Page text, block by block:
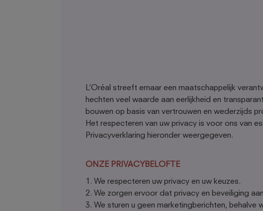
L’Oréal streeft ernaar een maatschappelijk
hechten veel waarde aan eerlijkheid en
bouwen op basis van vertrouwen en wederzijds
Het respecteren van uw privacy is voor ons van
Privacyverklaring hieronder weergegeven.
ONZE PRIVACYBELOFTE
We respecteren uw privacy en uw keuzes.
We zorgen ervoor dat privacy en beveiliging
We sturen u geen marketingberichten, behalve